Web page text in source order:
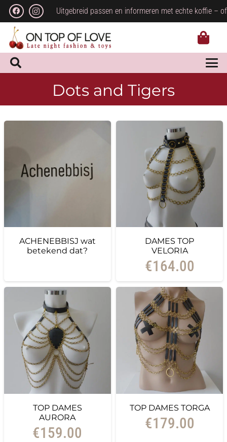
Uitgebreid passen en informeren met echte koffie –
Dots and Tigers
ACHENEBBISJ wat
betekend dat?
DAMES TOP
VELORIA
€164.00
TOP DAMES
AURORA
€159.00
TOP DAMES TORGA
€179.00